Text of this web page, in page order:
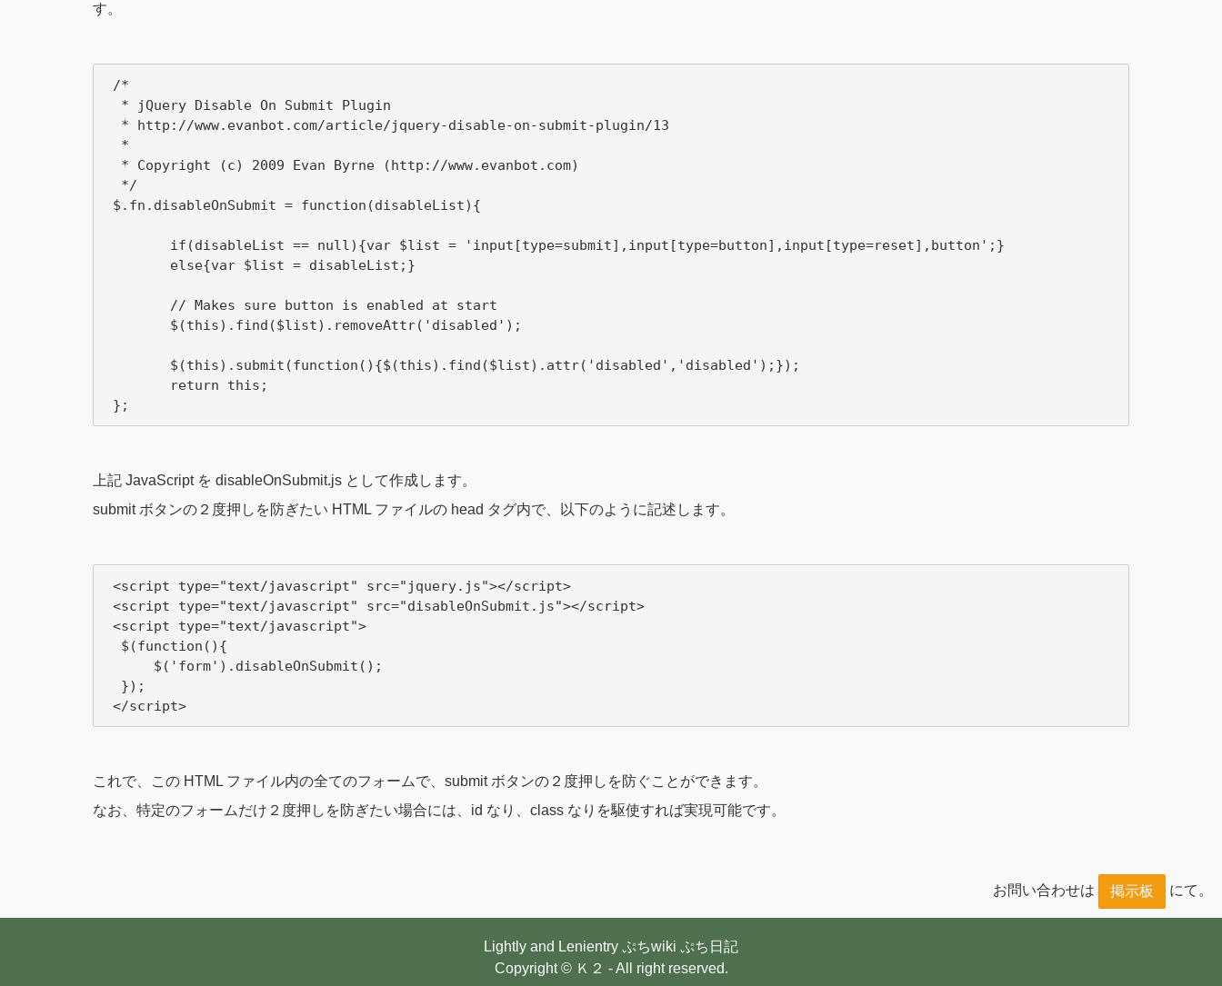
す。
/*
  * jQuery Disable On Submit Plugin
  * http://www.evanbot.com/article/jquery-disable-on-submit-plugin/13
  *
  * Copyright (c) 2009 Evan Byrne (http://www.evanbot.com)
  */
$.fn.disableOnSubmit = function(disableList){
        if(disableList == null){var $list = 'input[type=submit],input[type=button],input[type=reset],button';}
        else{var $list = disableList;}
        // Makes sure button is enabled at start
        $(this).find($list).removeAttr('disabled');
        $(this).submit(function(){$(this).find($list).attr('disabled','disabled');});
        return this;
上記 JavaScript を disableOnSubmit.js として作成します。
submit ボタンの２度押しを防ぎたい HTML ファイルの head タグ内で、以下のように記述します。
<script type="text/javascript" src="jquery.js"></script>
<script type="text/javascript" src="disableOnSubmit.js"></script>
<script type="text/javascript">
  $(function(){
      $('form').disableOnSubmit();
  });
</script>
これで、この HTML ファイル内の全てのフォームで、submit ボタンの２度押しを防ぐことができます。
なお、特定のフォームだけ２度押しを防ぎたい場合には、id なり、class なりを駆使すれば実現可能です。
お問い合わせは 掲示板 にて。
Lightly and Lenientry ぷちwiki ぷち日記
Copyright © Ｋ２ - All right reserved.